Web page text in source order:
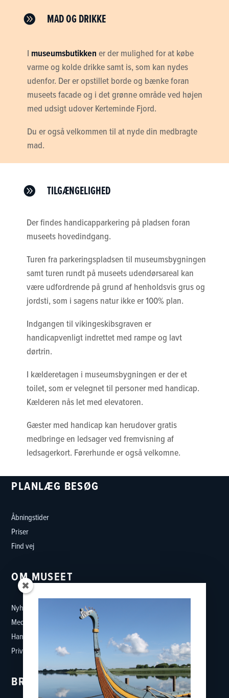
 MAD OG DRIKKE
I museumsbutikkener der mulighed for at købe
varme og kolde drikke samt is, som kan nydes
udenfor. Der er opstillet borde og bænke foran
museets facade og i det grønne område ved højen
med udsigt udover Kerteminde Fjord.
Du er også velkommen til at nyde din medbragte
mad.
 TILGÆNGELIGHED
Der findes handicapparkering på pladsen foran
museets hovedindgang.
Turen fra parkeringspladsen til museumsbygningen
samt turen rundt på museets udendørsareal kan
være udfordrende på grund af henholdsvis grus og
jordsti, som i sagens natur ikke er 100% plan.
Indgangen til vikingeskibsgraven er
handicapvenligt indrettet med rampe og lavt
dørtrin.
I kælderetagen i museumsbygningen er der et
toilet, som er velegnet til personer med handicap.
Kælderen nås let med elevatoren.
Gæster med handicap kan herudover gratis
medbringe en ledsager ved fremvisning af
ledsagerkort. Førerhunde er også velkomne.
PLANLÆG BESØG
Åbningstider
Priser
Find vej
OM MUSEET
Nyheder
Medarbejdere
Handelsbetingelser
Privatlivspolitik
BRUG MUSEET